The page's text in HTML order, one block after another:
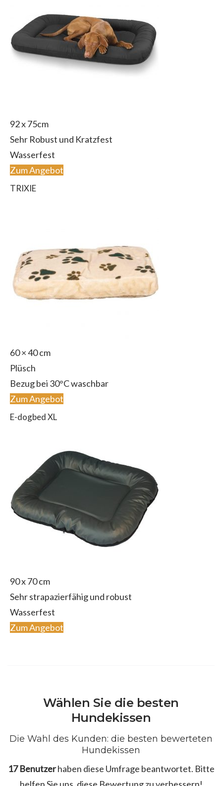
92 x 75cm
Sehr Robust und Kratzfest
Wasserfest
Zum Angebot
TRIXIE
60 × 40 cm
Plüsch
Bezug bei 30°C waschbar
Zum Angebot
E-dogbed XL
90 x 70 cm
Sehr strapazierfähig und robust
Wasserfest
Zum Angebot
Wählen Sie die besten
Hundekissen
Die Wahl des Kunden: die besten bewerteten
Hundekissen
17 Benutzerhaben diese Umfrage beantwortet. Bitte